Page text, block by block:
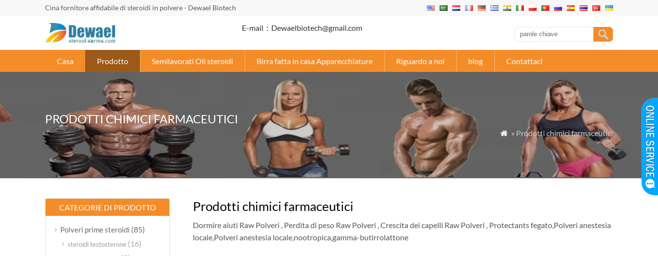
Cina fornitore affidabile di steroidi in polvere - Dewael Biotech
E-mail：Dewaelbiotech@gmail.com
Casa Prodotto Semilavorati Oli steroidi Birra fatta in casa Apparecchiature Riguardo a noi blog Contattaci
PRODOTTI CHIMICI FARMACEUTICI
 » Prodotti chimici farmaceutici
Prodotti chimici farmaceutici
Dormire aiuti Raw Polveri , Perdita di peso Raw Polveri , Crescita dei capelli Raw Polveri , Protectants fegato,Polveri anestesia
locale,Polveri anestesia locale,nootropica,gamma-butirrolattone
CATEGORIE DI PRODOTTO
Polveri prime steroidi (85)
steroidi testosterone (16)